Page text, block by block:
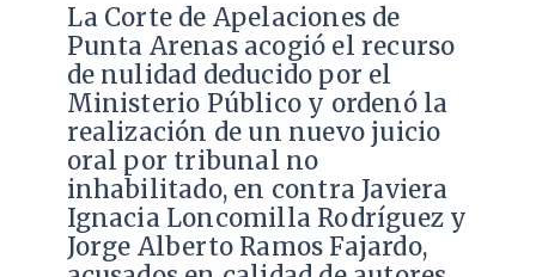
La Corte de Apelaciones de
Punta Arenas acogió el recurso
de nulidad deducido por el
Ministerio Público y ordenó la
realización de un nuevo juicio
oral por tribunal no
inhabilitado, en contra Javiera
Ignacia Loncomilla Rodríguez y
Jorge Alberto Ramos Fajardo,